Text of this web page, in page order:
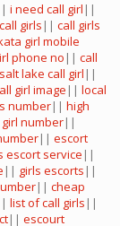
i need call girl ||
girls || call girls
girl mobile
phone no || call
salt lake call girl ||
girl image || local
number|| high
number||
|| escort
escort service ||
|| girls escorts ||
|| cheap
list of call girls ||
|| escourt